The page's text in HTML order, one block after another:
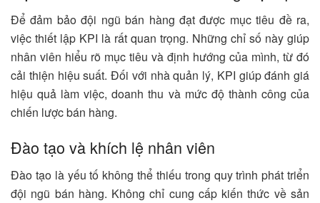
Để đảm bảo đội ngũ bán hàng đạt được mục tiêu đề ra,
việc thiết lập KPI là rất quan trọng. Những chỉ số này giúp
nhân viên hiểu rõ mục tiêu và định hướng của mình, từ đó
cải thiện hiệu suất. Đối với nhà quản lý, KPI giúp đánh giá
hiệu quả làm việc, doanh thu và mức độ thành công của
chiến lược bán hàng.
Đào tạo và khích lệ nhân viên
Đào tạo là yếu tố không thể thiếu trong quy trình phát triển
đội ngũ bán hàng. Không chỉ cung cấp kiến thức về sản